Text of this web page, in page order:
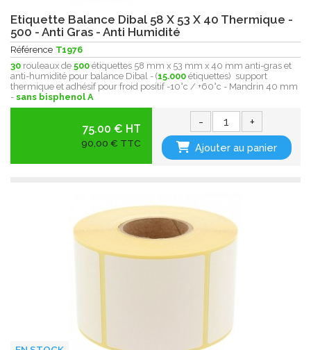
Etiquette Balance Dibal 58 X 53 X 40 Thermique -
500 - Anti Gras - Anti Humidité
Référence T1976
30 rouleaux de 500 étiquettes 58 mm x 53 mm x 40 mm anti-gras et
anti-humidité pour balance Dibal - (15.000 étiquettes) support
thermique et adhésif pour froid positif -10°c / +60°c - Mandrin 40 mm
- sans bisphenol A
75.00 € HT
90,00 € TTC
- +
Ajouter au panier